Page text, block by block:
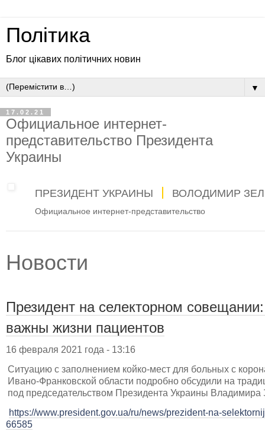
Політика
Блог цікавих політичних новин
▼
17.02.21
Официальное интернет-
представительство Президента
Украины
ПРЕЗИДЕНТ УКРАИНЫ ВОЛОДИМИР
Официальное интернет-представительство
Новости
Президент на селекторном
важны жизни пациентов
16 февраля 2021 года - 13:16
Ситуацию с заполнением койко-мест для больных с
Ивано-Франковской области подробно обсудили на
под председательством Президента Украины Владимира
https://www.president.gov.ua/ru/news/prezident-na-
66585